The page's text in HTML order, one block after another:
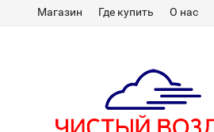
Магазин Где купить О нас